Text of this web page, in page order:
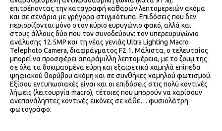
επιτρέποντας την καταγραφή καθαρών λεπτομερειών ακόμα
και σε σενάρια με γρήγορα στιγμιότυπα. Επιδόσεις που δεν
περιορίζονται μόνο στον κύριο ευρυγώνιο φακό, αλλά και
στους άλλους δύο που τον συνοδεύουν: τον υπερευρυγώνιο
ανάλυσης 12.5MP και τη νέας γενιάς Ultra Lighting Macro
Telephoto Camera, διαφράγματος F2.1. Μάλιστα, ο τελευταίος
μπορεί να προσφέρει απαράμιλλη λεπτομέρεια, με το ζουμ της
σε όλα τα δοκιμασμένα εύρη και εξαιρετικά χαμηλά επίπεδα
ψηφιακού θορύβου ακόμη και σε συνθήκες χαμηλού φωτισμού.
Εξίσου εντυπωσιακές είναι και οι επιδόσεις στις πολύ κοντινές
λήψεις (λειτουργία macro), τέτοιες που μπορούν να χαρίσουν
ανεπανάληπτες κοντινές εικόνες σε κάθε… φυσιολάτρη
φωτογράφο.